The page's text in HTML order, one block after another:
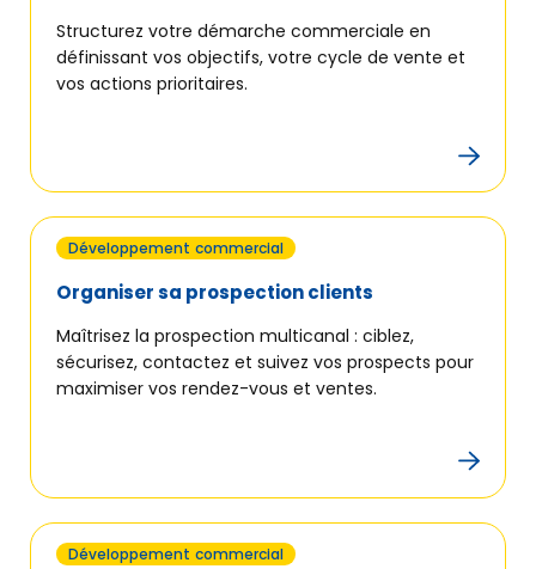
PRENDRE RENDEZ-VOUS
Créer
mon entreprise
Me former
L’offre BGE
Agenda
Structurez votre démarche commerciale en
définissant vos objectifs, votre cycle de vente et
vos actions prioritaires.
Développement commercial
Organiser sa prospection clients
Maîtrisez la prospection multicanal : ciblez,
sécurisez, contactez et suivez vos prospects pour
maximiser vos rendez-vous et ventes.
Développement commercial